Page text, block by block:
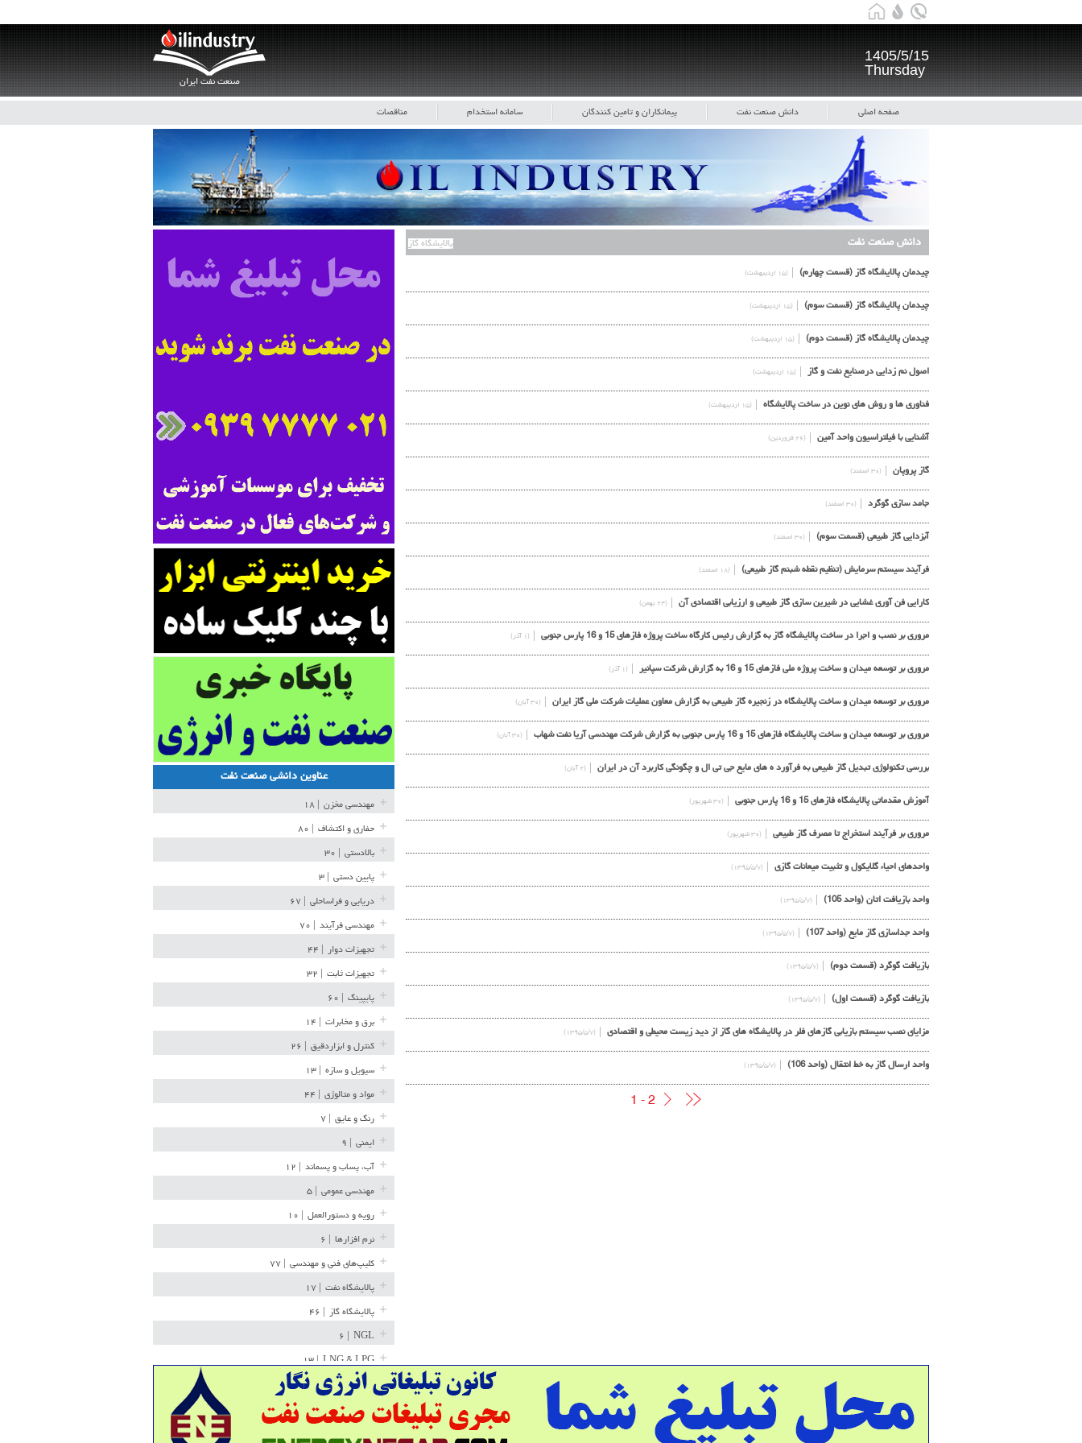
صنعت نفت ایران
1405/5/15
Thursday
صفحه اصلی دانش صنعت نفت پیمانکاران و تامین کنندگان سامانه استخدام مناقصات
دانش صنعت نفت پالایشگاه گاز
چیدمان پالایشگاه گاز (قسمت چهارم) (۱۵ اردیبهشت)
چیدمان پالایشگاه گاز (قسمت سوم) (۱۵ اردیبهشت)
چیدمان پالایشگاه گاز (قسمت دوم) (۱۵ اردیبهشت)
اصول نم زدايي درصنايع نفت و گاز (۱۵ اردیبهشت)
فناوری ها و روش های نوین در ساخت پالایشگاه (۱۵ اردیبهشت)
آشنایی با فیلتراسیون واحد آمین (۲۶ فروردین)
گاز پروپان (۳۰ اسفند)
جامد سازی گوگرد (۳۰ اسفند)
آبزدایی گاز طبیعی (قسمت سوم) (۳۰ اسفند)
فرآیند سیستم سرمایش (تنظیم نقطه شبنم گاز طبیعی) (۱۸ اسفند)
كارايي فن آوري غشايي در شيرين سازي گاز طبيعي و ارزيابي اقتصادي آن (۲۴ بهمن)
مروری بر نصب و اجرا در ساخت پالایشگاه گاز به گزارش رئیس کارگاه ساخت پروژه فازهای 15 و 16 پارس جنوبی (۱ آذر)
مروری بر توسعه میدان و ساخت پروژه ملی فازهای 15 و 16 به گزارش شرکت سپانیر (۱ آذر)
مروری بر توسعه میدان و ساخت پالایشگاه در زنجیره گاز طبیعی به گزارش معاون عملیات شرکت ملی گاز ایران (۳۰ آبان)
مروری بر توسعه میدان و ساخت پالایشگاه فازهای 15 و 16 پارس جنوبی به گزارش شرکت مهندسی آریا نفت شهاب (۳۰ آبان)
بررسی تکنولوژي تبدیل گاز طبیعی به فرآورد ه هاي مایع جی تی ال و چگونگی کاربرد آن در ایران (۲ آبان)
آموزش مقدماتی پالایشگاه فازهای 15 و 16 پارس جنوبی (۳۰ شهریور)
مروری بر فرآیند استخراج تا مصرف گاز طبیعی (۳۰ شهریور)
واحدهای احیاء گلایکول و تثبیت میعانات گازی (۱۳۹۵/۵/۷)
واحد بازیافت اتان (واحد 105) (۱۳۹۵/۵/۷)
واحد جداسازی گاز مایع (واحد 107) (۱۳۹۵/۵/۷)
بازیافت گوگرد (قسمت دوم) (۱۳۹۵/۵/۷)
بازیافت گوگرد (قسمت اول) (۱۳۹۵/۵/۷)
مزایای نصب سیستم بازیابی گازهای فلر در پالایشگاه های گاز از دید زیست محیطی و اقتصادی (۱۳۹۵/۵/۷)
واحد ارسال گاز به خط انتقال (واحد 106) (۱۳۹۵/۵/۷)
1 - 2
عناوین دانشی صنعت نفت
مهندسی مخزن
حفاری و اکتشاف
بالادستی
پایین دستی
دریایی و فراساحلی
مهندسی فرآیند
تجهیزات دوار
تجهیزات ثابت
پایپینگ
برق و مخابرات
کنترل و ابزاردقیق
سیویل و سازه
مواد و متالوژی
رنگ و عایق
ایمنی
آب، پساب و پسماند
مهندسی عمومی
رویه و دستورالعمل
نرم افزارها
کلیپ‌های فنی و مهندسی
پالایشگاه نفت
پالایشگاه گاز
NGL
LNG & LPG | ۱۳
خط لوله | ۳۶
مخازن ذخیره